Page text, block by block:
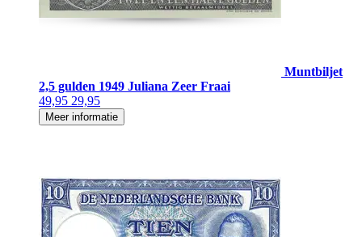
Muntbiljet
2,5 gulden 1949 Juliana Zeer Fraai
49,95 29,95
Meer informatie